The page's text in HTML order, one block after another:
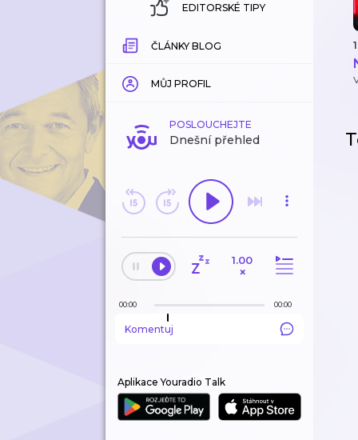
EDITORSKÉ TIPY
ČLÁNKY BLOG
MŮJ PROFIL
POSLOUCHEJTE
Dnešní přehled
1.00
×
00:00 00:00
Komentuj
Aplikace Youradio Talk